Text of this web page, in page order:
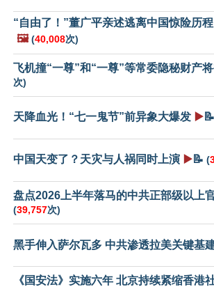
“自由了！”董广平亲述逃离中国惊险历程
🖼️ (40,008次)
飞机撞“一尊”和“一尊”等常委隐秘财产
次)
天降血光！“七一鬼节”前异象大爆发 ▶️📝
中国天变了？天灾与人祸同时上演 ▶️📝 (
盘点2026上半年落马的中共正部级以上官
(39,757次)
黑手伸入萨尔瓦多 中共渗透拉美关键基
《国安法》实施六年 北京持续紧缩香港